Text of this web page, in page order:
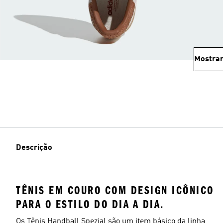
Descrição
TÊNIS EM COURO COM DESIGN ICÔNICO
PARA O ESTILO DO DIA A DIA.